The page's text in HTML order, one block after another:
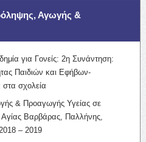
Αγωγής &
για Γονείς: 2η Συνάντηση:
Παιδιών και Εφήβων-
σχολεία
& Προαγωγής Υγείας σε
Βαρβάρας, Παλλήνης,
– 2019